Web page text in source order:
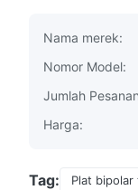
Nama merek:
Nomor Model:
Jumlah
Harga:
Tag:
Plat